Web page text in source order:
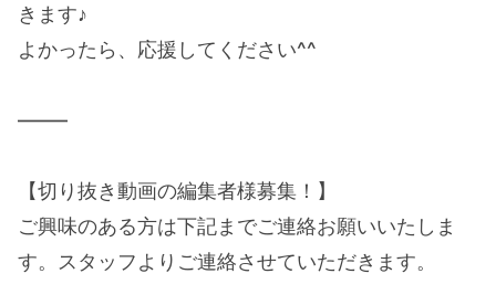
きます♪
よかったら、応援してください^^
——–
【切り抜き動画の編集者様募集！】
ご興味のある方は下記までご連絡お願いいたしま
す。スタッフよりご連絡させていただきます。